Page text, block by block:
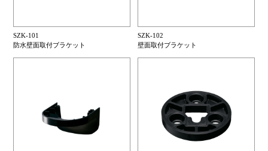
SZK-101
防水壁面取付ブラケット
SZK-102
壁面取付ブラケット